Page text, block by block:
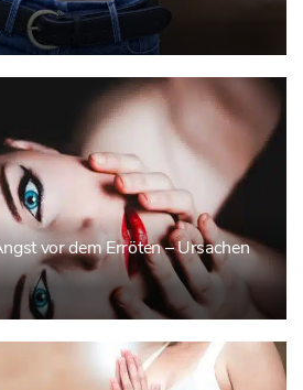
vor dem Erröten – Ursachen